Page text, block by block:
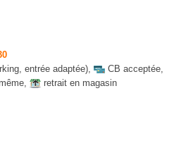
entrée adaptée), CB acceptée,
, retrait en magasin